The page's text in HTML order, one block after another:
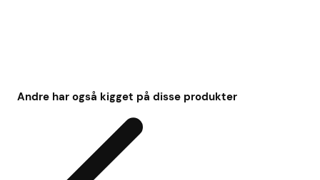
Andre har også kigget på disse produkter